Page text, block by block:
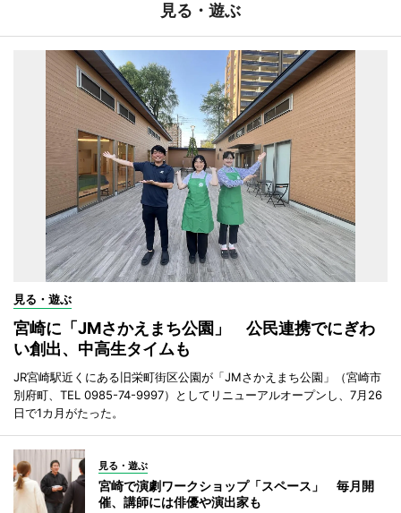
見る・遊ぶ
見る・遊ぶ
宮崎に「JMさかえまち公園」 公民連携でにぎわ
い創出、中高生タイムも
JR宮崎駅近くにある旧栄町街区公園が「JMさかえまち公園」（宮崎市
別府町、TEL 0985-74-9997）としてリニューアルオープンし、7月26
日で1カ月がたった。
見る・遊ぶ
宮崎で演劇ワークショップ「スペース」 毎月開
催、講師には俳優や演出家も